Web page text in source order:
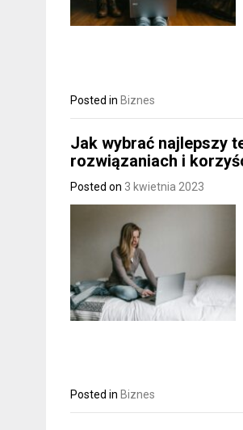
Posted in Biznes
Jak wybrać najlepszy
rozwiązaniach i
Posted on 3 kwietnia 2023
Posted in Biznes